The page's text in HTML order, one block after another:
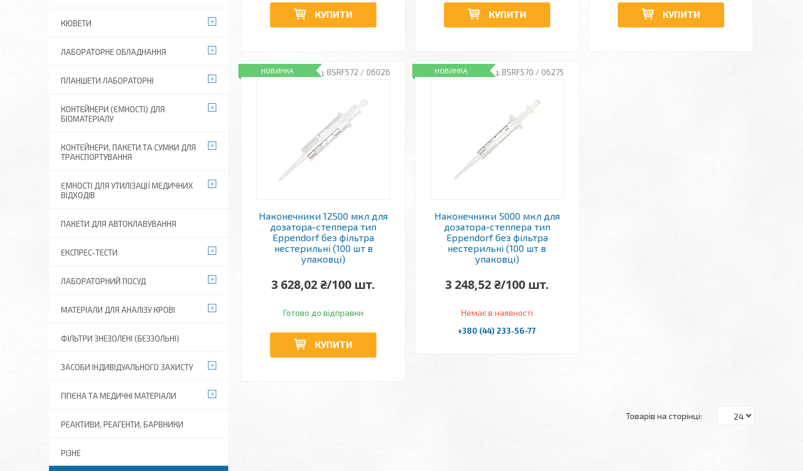
КУПИТИ КУПИТИ КУПИТИ
BSRF572 / 06026
НОВИНКА
Наконечники 12500 мкл для
дозатора-степпера тип
Eppendorf без фільтра
нестерильні (100 шт в
упаковці)
3 628,02 ₴/100 шт.
Готово до відправки
КУПИТИ
BSRF570 / 06275
НОВИНКА
Наконечники 5000 мкл для
дозатора-степпера тип
Eppendorf без фільтра
нестерильні (100 шт в
упаковці)
3 248,52 ₴/100 шт.
Немає в наявності
+380 (44) 233-56-77
КЮВЕТИ
ЛАБОРАТОРНЕ ОБЛАДНАННЯ
ПЛАНШЕТИ ЛАБОРАТОРНІ
КОНТЕЙНЕРИ (ЄМНОСТІ) ДЛЯ
БІОМАТЕРІАЛУ
КОНТЕЙНЕРИ, ПАКЕТИ ТА СУМКИ ДЛЯ
ТРАНСПОРТУВАННЯ
ЄМНОСТІ ДЛЯ УТИЛІЗАЦІЇ МЕДИЧНИХ
ВІДХОДІВ
ПАКЕТИ ДЛЯ АВТОКЛАВУВАННЯ
ЕКСПРЕС-ТЕСТИ
ЛАБОРАТОРНИЙ ПОСУД
МАТЕРІАЛИ ДЛЯ АНАЛІЗУ КРОВІ
ФІЛЬТРИ ЗНЕЗОЛЕНІ (БЕЗЗОЛЬНІ)
ЗАСОБИ ІНДИВІДУАЛЬНОГО ЗАХИСТУ
ГІГІЄНА ТА МЕДИЧНІ МАТЕРІАЛИ
РЕАКТИВИ, РЕАГЕНТИ, БАРВНИКИ
РІЗНЕ